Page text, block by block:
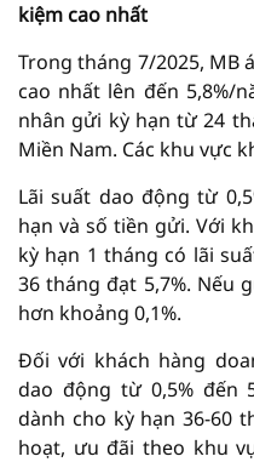
kiệm cao nhất
Trong tháng 7/2025, MB
cao nhất lên đến 5,8%/
nhân gửi kỳ hạn từ 24
Miền Nam. Các khu vực
Lãi suất dao động từ
hạn và số tiền gửi. Với
kỳ hạn 1 tháng có lãi
36 tháng đạt 5,7%. Nếu
hơn khoảng 0,1%.
Đối với khách hàng
dao động từ 0,5% đến
dành cho kỳ hạn 36-60
hoạt, ưu đãi theo khu